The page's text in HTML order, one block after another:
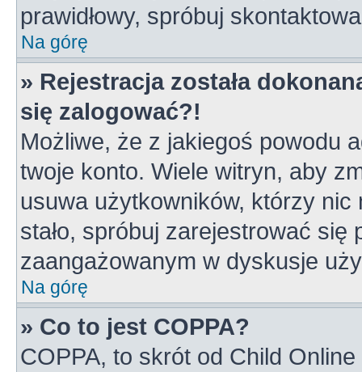
prawidłowy, spróbuj
Na górę
» Rejestracja została
się zalogować?!
Możliwe, że z jakiegoś powodu
twoje konto. Wiele witryn, aby
usuwa użytkowników, którzy
stało, spróbuj zarejestrować
zaangażowanym w dyskusje
Na górę
» Co to jest COPPA?
COPPA, to skrót od Child